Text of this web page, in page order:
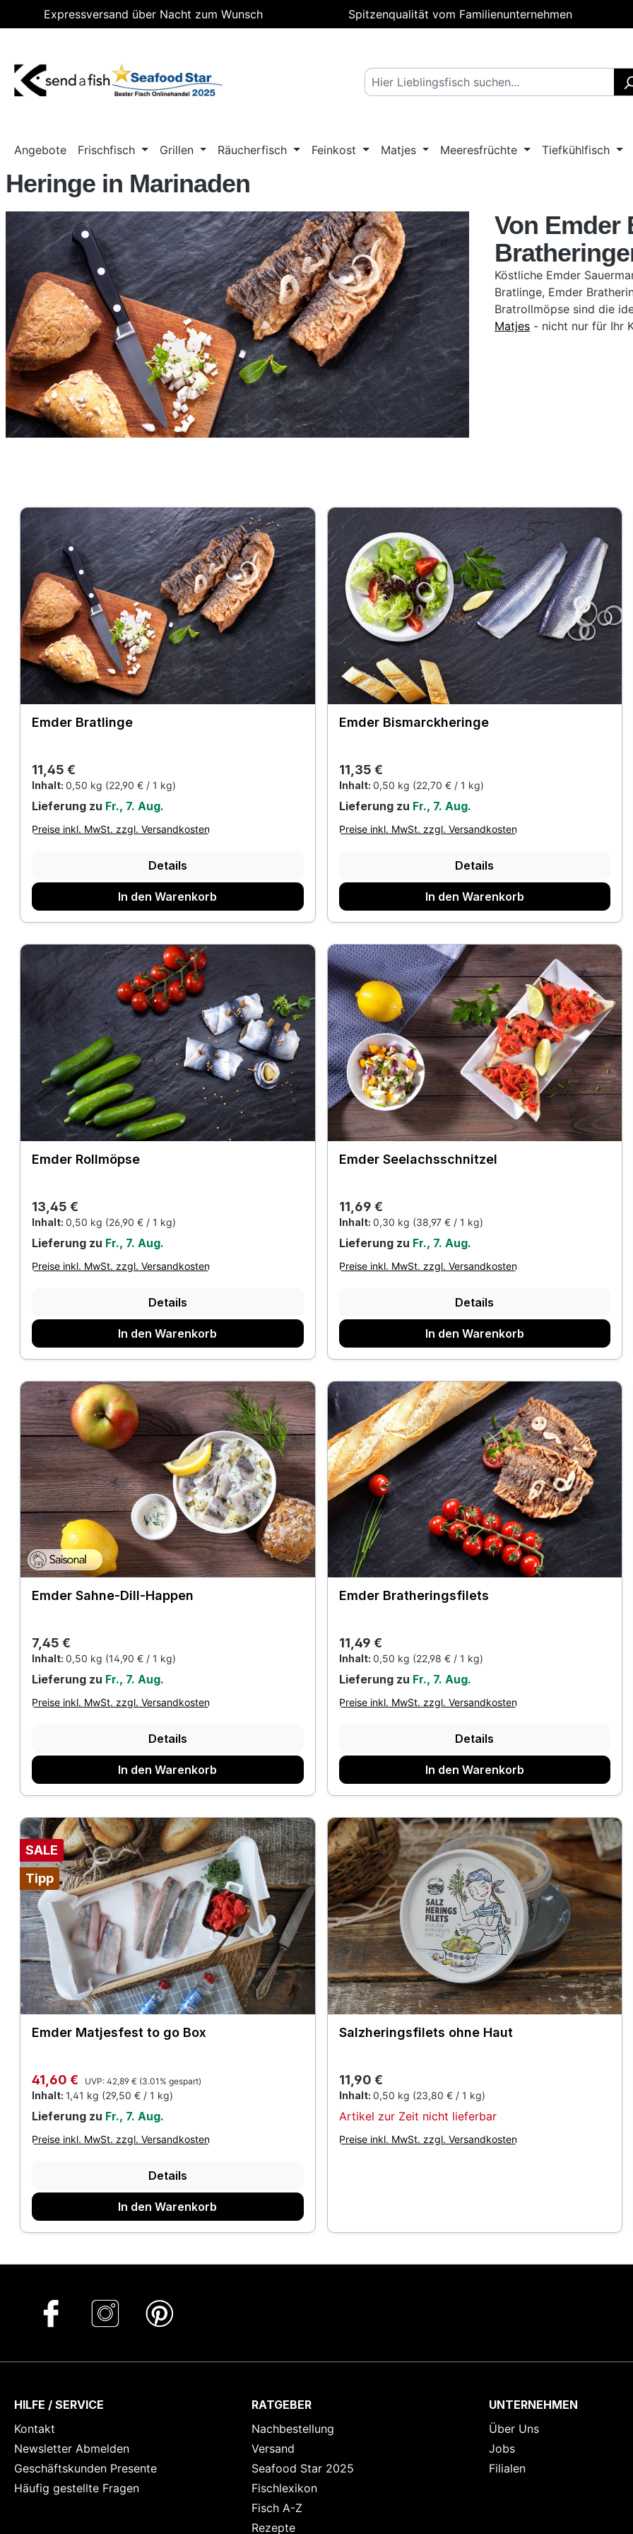
Hauptinhalt springen
Zur Suche springen
Zur Hauptnavigation springen
Expressversand über Nacht zum Wunsch
Spitzenqualität vom Familienunternehmen
Angebote Frischfisch Grillen Räucherfisch Feinkost Matjes Meeresfrüchte Tiefkühlfisch
Heringe in Marinaden
Von Emder
Köstliche Emder
Bratlinge, Emder
Bratrollmöpse sind die
Matjes - nicht nur für Ihr
Emder Bratlinge
Regulärer Preis:
11,45 €
Inhalt: 0,50 kg (22,90 € / 1 kg)
Lieferung zu Fr., 7. Aug.
Preise inkl. MwSt. zzgl. Versandkosten
Details
In den Warenkorb
Emder Bismarckheringe
Regulärer Preis:
11,35 €
Inhalt: 0,50 kg (22,70 € / 1 kg)
Lieferung zu Fr., 7. Aug.
Preise inkl. MwSt. zzgl. Versandkosten
Details
In den Warenkorb
Emder Rollmöpse
Regulärer Preis:
13,45 €
Inhalt: 0,50 kg (26,90 € / 1 kg)
Lieferung zu Fr., 7. Aug.
Preise inkl. MwSt. zzgl. Versandkosten
Details
In den Warenkorb
Emder Seelachsschnitzel
Regulärer Preis:
11,69 €
Inhalt: 0,30 kg (38,97 € / 1 kg)
Lieferung zu Fr., 7. Aug.
Preise inkl. MwSt. zzgl. Versandkosten
Details
In den Warenkorb
Emder Sahne-Dill-Happen
Regulärer Preis:
7,45 €
Inhalt: 0,50 kg (14,90 € / 1 kg)
Lieferung zu Fr., 7. Aug.
Preise inkl. MwSt. zzgl. Versandkosten
Details
In den Warenkorb
Emder Bratheringsfilets
Regulärer Preis:
11,49 €
Inhalt: 0,50 kg (22,98 € / 1 kg)
Lieferung zu Fr., 7. Aug.
Preise inkl. MwSt. zzgl. Versandkosten
Details
In den Warenkorb
SALE
Tipp
Emder Matjesfest to go Box
Verkaufspreis:
41,60 € UVP: Regulärer Preis:
42,89 € (3.01% gespart)
Inhalt: 1,41 kg (29,50 € / 1 kg)
Lieferung zu Fr., 7. Aug.
Preise inkl. MwSt. zzgl. Versandkosten
Details
In den Warenkorb
Salzheringsfilets ohne Haut
Regulärer Preis:
11,90 €
Inhalt: 0,50 kg (23,80 € / 1 kg)
Artikel zur Zeit nicht lieferbar
Preise inkl. MwSt. zzgl. Versandkosten
HILFE / SERVICE
Kontakt
Newsletter Abmelden
Geschäftskunden Presente
Häufig gestellte Fragen
RATGEBER
Nachbestellung
Versand
Seafood Star 2025
Fischlexikon
Fisch A-Z
Rezepte
UNTERNEHMEN
Über Uns
Jobs
Filialen